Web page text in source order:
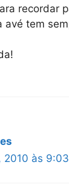
recordar
avé tem
2010 às